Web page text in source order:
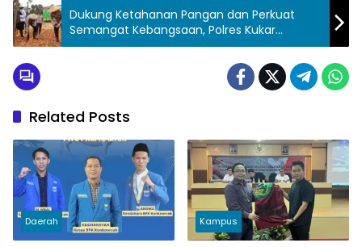
Dukung Ketahanan Pangan dan Perkuat
Semangat Kebangsaan, Polres Kukar
Gandeng Santri Tanam Jagung
Related Posts
Daerah Kampus